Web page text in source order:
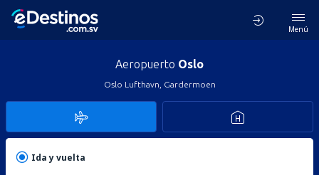
Menú
Aeropuerto Oslo
Oslo Lufthavn, Gardermoen
Ida y vuelta